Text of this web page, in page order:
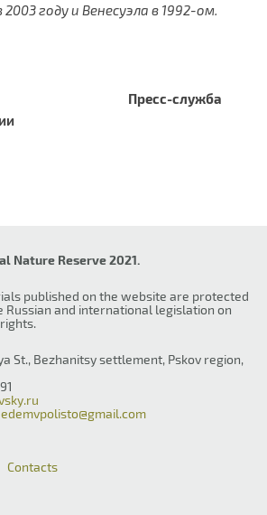
году и Венесуэла в 1992-ом.
Пресс-служба
Nature Reserve 2021.
published on the website are protected
Russian and international legislation on
St., Bezhanitsy settlement, Pskov region,
edemvpolisto@gmail.com
Contacts